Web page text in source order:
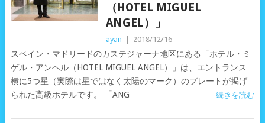
（HOTEL MIGUEL
ANGEL）」
ayan 2018/12/16
スペイン・マドリードのカステジャーナ地区にある「ホテル・ミ
ゲル・アンヘル（HOTEL MIGUEL ANGEL）」は、エントランス
横に5つ星（実際は星ではなく太陽のマーク）のプレートが掲げ
られた高級ホテルです。 「ANG
続きを読む